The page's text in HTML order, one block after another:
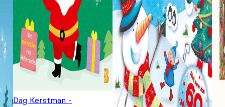
Dag Kerstman -